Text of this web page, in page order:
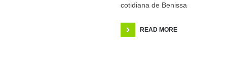
cotidiana de Benissa
READ MORE